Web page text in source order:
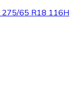
275/65 R18 116H